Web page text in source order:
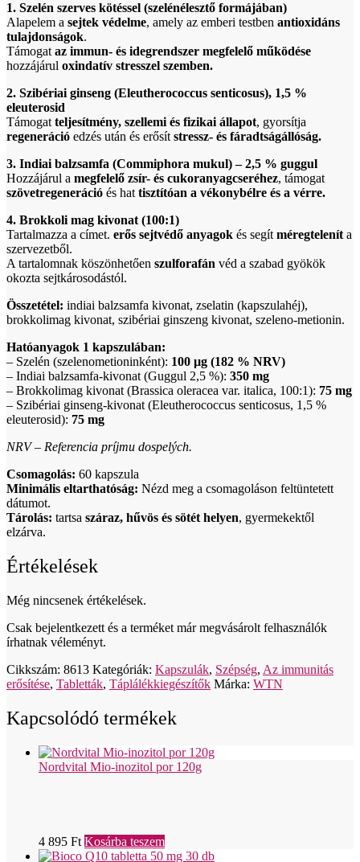
1. Szelén szerves kötéssel (szelénélesztő formájában)
Alapelem a sejtek védelme, amely az emberi testben antioxidáns
tulajdonságok.
Támogat az immun- és idegrendszer megfelelő működése
hozzájárul oxindatív stresszel szemben.
2. Szibériai ginseng (Eleutherococcus senticosus), 1,5 %
eleuterosid
Támogat teljesítmény, szellemi és fizikai állapot, gyorsítja
regeneráció edzés után és erősít stressz- és fáradtságállóság.
3. Indiai balzsamfa (Commiphora mukul) – 2,5 % guggul
Hozzájárul a megfelelő zsír- és cukoranyagcseréhez, támogat
szövetregeneráció és hat tisztítóan a vékonybélre és a vérre.
4. Brokkoli mag kivonat (100:1)
Tartalmazza a címet. erős sejtvédő anyagok és segít méregtelenít a
szervezetből.
A tartalomnak köszönhetően szulforafán véd a szabad gyökök
okozta sejtkárosodástól.
Összetétel: indiai balzsamfa kivonat, zselatin (kapszulahéj),
brokkolimag kivonat, szibériai ginszeng kivonat, szeleno-metionin.
Hatóanyagok 1 kapszulában:
– Szelén (szelenometioninként): 100 µg (182 % NRV)
– Indiai balzsamfa-kivonat (Guggul 2,5 %): 350 mg
– Brokkolimag kivonat (Brassica oleracea var. italica, 100:1): 75 mg
– Szibériai ginseng-kivonat (Eleutherococcus senticosus, 1,5 %
eleuterosid): 75 mg
NRV – Referencia príjmu dospelých.
Csomagolás: 60 kapszula
Minimális eltarthatóság: Nézd meg a csomagoláson feltüntetett
dátumot.
Tárolás: tartsa száraz, hűvös és sötét helyen, gyermekektől
elzárva.
Értékelések
Még nincsenek értékelések.
Csak bejelentkezett és a terméket már megvásárolt felhasználók
írhatnak véleményt.
Cikkszám: 8613 Kategóriák: Kapszulák, Szépség, Az immunitás
erősítése, Tabletták, Táplálékkiegészítők Márka: WTN
Kapcsolódó termékek
Nordvital Mio-inozitol por 120g
4 895 Ft Kosárba teszem